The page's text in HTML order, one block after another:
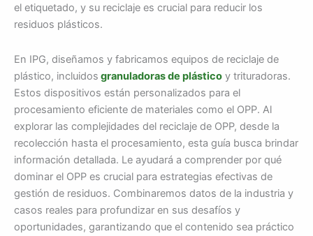
el etiquetado, y su reciclaje es crucial para reducir los
residuos plásticos.
En IPG, diseñamos y fabricamos equipos de reciclaje de
plástico, incluidos granuladoras de plástico y trituradoras.
Estos dispositivos están personalizados para el
procesamiento eficiente de materiales como el OPP. Al
explorar las complejidades del reciclaje de OPP, desde la
recolección hasta el procesamiento, esta guía busca brindar
información detallada. Le ayudará a comprender por qué
dominar el OPP es crucial para estrategias efectivas de
gestión de residuos. Combinaremos datos de la industria y
casos reales para profundizar en sus desafíos y
oportunidades, garantizando que el contenido sea práctico